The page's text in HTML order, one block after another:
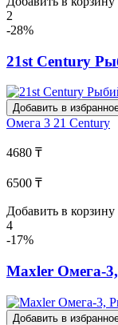
2
-28%
21st Century
Добавить в
Омега 3 21 Century
4680 ₸
6500 ₸
Добавить в корзину
4
-17%
Maxler Омега-
Добавить в